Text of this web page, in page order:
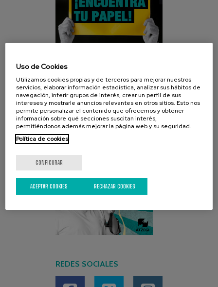
CAMPAÑA ACTUAL
REDES SOCIALES
Uso de Cookies
Utilizamos cookies propias y de terceros para mejorar nuestros
servicios, elaborar información estadística, analizar sus hábitos de
navegación, inferir grupos de interés, crear un perfil de sus
intereses y mostrarle anuncios relevantes en otros sitios. Esto nos
permite personalizar el contenido que ofrecemos y obtener
información sobre qué secciones suscitan interés,
permitiéndonos además mejorar la página web y su seguridad.
Política de cookies
CONFIGURAR
RECHAZAR COOKIES
ACEPTAR COOKIES